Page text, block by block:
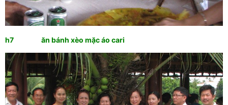
h7 ăn bánh xèo mặc áo cari